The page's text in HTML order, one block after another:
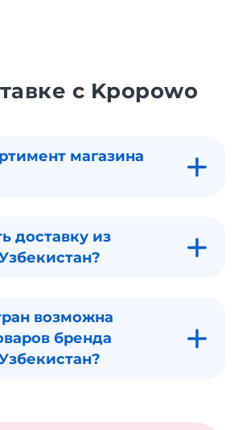
с Kpopowo
магазина
доставку из
возможна
бренда